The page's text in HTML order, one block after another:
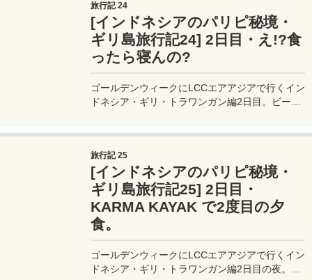
旅行記 24
[インドネシアのパリピ秘境・
ギリ島旅行記24] 2日目・え!?食
ったら寝んの?
ゴールデンウィークにLCCエアアジアで行くイン
ドネシア・ギリ・トラワンガン編2日目。ビーチ
旅行記 25
[インドネシアのパリピ秘境・
ギリ島旅行記25] 2日目・
KARMA KAYAK で2度目の夕
食。
ゴールデンウィークにLCCエアアジアで行くイン
ドネシア・ギリ・トラワンガン編2日目の夜。ミ